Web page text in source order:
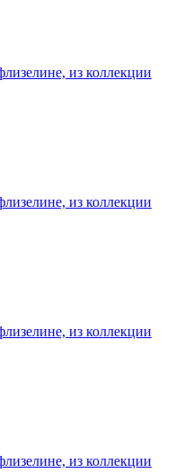
из коллекции
из коллекции
из коллекции
из коллекции